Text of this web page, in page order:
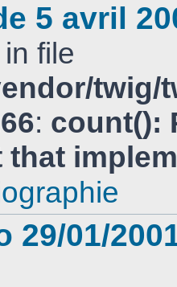
5 avril
in file
: count():
that
29/01/